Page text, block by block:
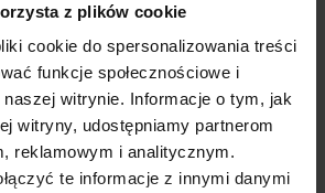
z plików cookie
cookie do spersonalizowania treści
funkcje społecznościowe i
witrynie. Informacje o tym, jak
witryny, udostępniamy partnerom
reklamowym i analitycznym.
te informacje z innymi danymi